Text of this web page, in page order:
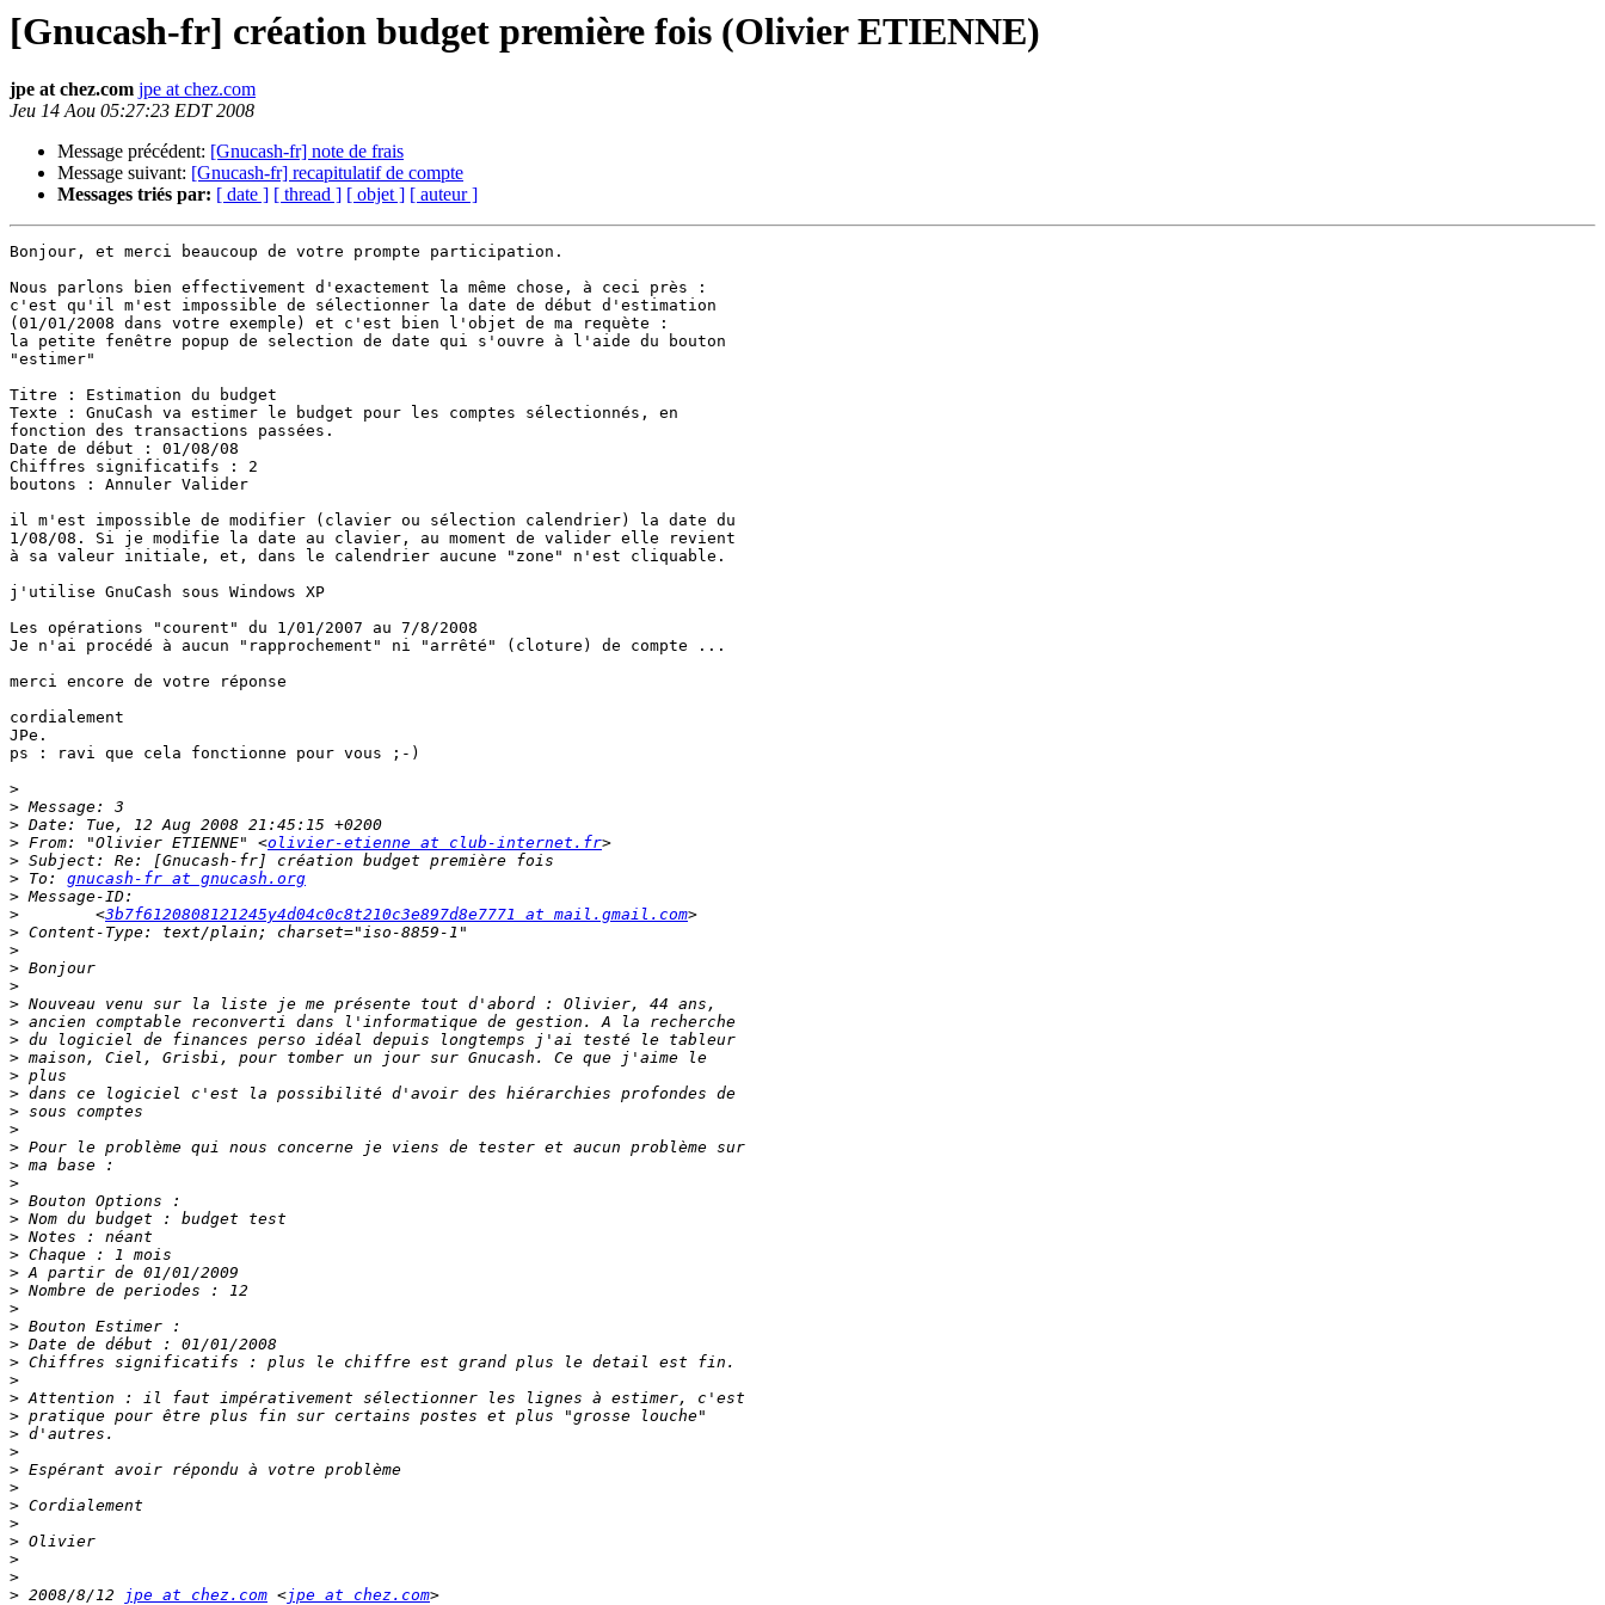
[Gnucash-fr] création budget première fois (Olivier ETIENNE)
jpe at chez.com jpe at chez.com
Jeu 14 Aou 05:27:23 EDT 2008
Message précédent: [Gnucash-fr] note de frais
Message suivant: [Gnucash-fr] recapitulatif de compte
Messages triés par: [ date ] [ thread ] [ objet ] [ auteur ]
Bonjour, et merci beaucoup de votre prompte participation.
Nous parlons bien effectivement d'exactement la même chose, à ceci près :
c'est qu'il m'est impossible de sélectionner la date de début d'estimation
(01/01/2008 dans votre exemple) et c'est bien l'objet de ma requète :
la petite fenêtre popup de selection de date qui s'ouvre à l'aide du bouton
"estimer"
Titre : Estimation du budget
Texte : GnuCash va estimer le budget pour les comptes sélectionnés, en
fonction des transactions passées.
Date de début : 01/08/08
Chiffres significatifs : 2
boutons : Annuler Valider
il m'est impossible de modifier (clavier ou sélection calendrier) la date du
1/08/08. Si je modifie la date au clavier, au moment de valider elle revient
à sa valeur initiale, et, dans le calendrier aucune "zone" n'est cliquable.
j'utilise GnuCash sous Windows XP
Les opérations "courent" du 1/01/2007 au 7/8/2008
Je n'ai procédé à aucun "rapprochement" ni "arrêté" (cloture) de compte ...
merci encore de votre réponse
cordialement
JPe.
ps : ravi que cela fonctionne pour vous ;-)
>
>
>
> From: "Olivier ETIENNE" <olivier-etienne at club-internet.fr
>
> To: gnucash-fr at gnucash.org
>
>
        <
3b7f6120808121245y4d04c0c8t210c3e897d8e7771 at mail.gmail.com
>
>
>
>
>
>
>
>
>
>
>
>
>
>
>
>
>
>
>
>
>
>
>
>
>
>
>
>
>
>
>
>
>
>
>
>
>
> 2008/8/12 jpe at chez.com <jpe at chez.com